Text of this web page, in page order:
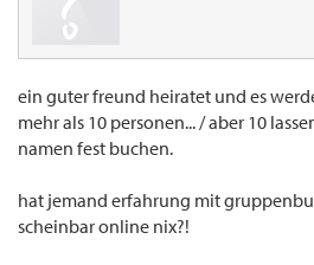
ein guter freund heiratet und es
mehr als 10 personen... / aber 10
namen fest buchen.
hat jemand erfahrung mit
scheinbar online nix?!